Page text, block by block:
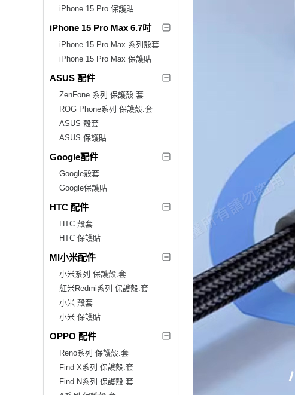
iPhone 15 Pro 保護貼
iPhone 15 Pro Max 6.7吋
iPhone 15 Pro Max 系列殼套
iPhone 15 Pro Max 保護貼
ASUS 配件
ZenFone 系列 保護殼.套
ROG Phone系列 保護殼.套
ASUS 殼套
ASUS 保護貼
Google配件
Google殼套
Google保護貼
HTC 配件
HTC 殼套
HTC 保護貼
MI小米配件
小米系列 保護殼.套
紅米Redmi系列 保護殼.套
小米 殼套
小米 保護貼
OPPO 配件
Reno系列 保護殼.套
Find X系列 保護殼.套
Find N系列 保護殼.套